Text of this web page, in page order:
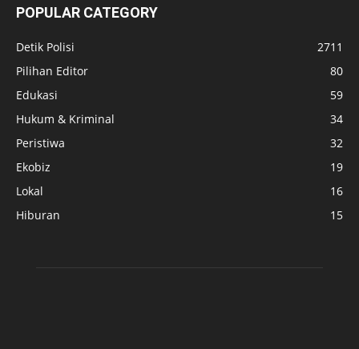
POPULAR CATEGORY
Detik Polisi
2711
Pilihan Editor
80
Edukasi
59
Hukum & Kriminal
34
Peristiwa
32
Ekobiz
19
Lokal
16
Hiburan
15